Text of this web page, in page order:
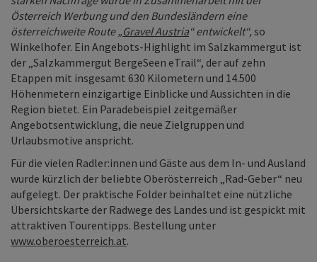
Österreich Werbung und den Bundesländern eine
österreichweite Route „Gravel Austria“ entwickelt“, so
Winkelhofer. Ein Angebots-Highlight im Salzkammergut ist
der „Salzkammergut BergeSeen eTrail“, der auf zehn
Etappen mit insgesamt 630 Kilometern und 14.500
Höhenmetern einzigartige Einblicke und Aussichten in die
Region bietet. Ein Paradebeispiel zeitgemäßer
Angebotsentwicklung, die neue Zielgruppen und
Urlaubsmotive anspricht.
Für die vielen Radler:innen und Gäste aus dem In- und Ausland
wurde kürzlich der beliebte Oberösterreich „Rad-Geber“ neu
aufgelegt. Der praktische Folder beinhaltet eine nützliche
Übersichtskarte der Radwege des Landes und ist gespickt mit
attraktiven Tourentipps. Bestellung unter
www.oberoesterreich.at.